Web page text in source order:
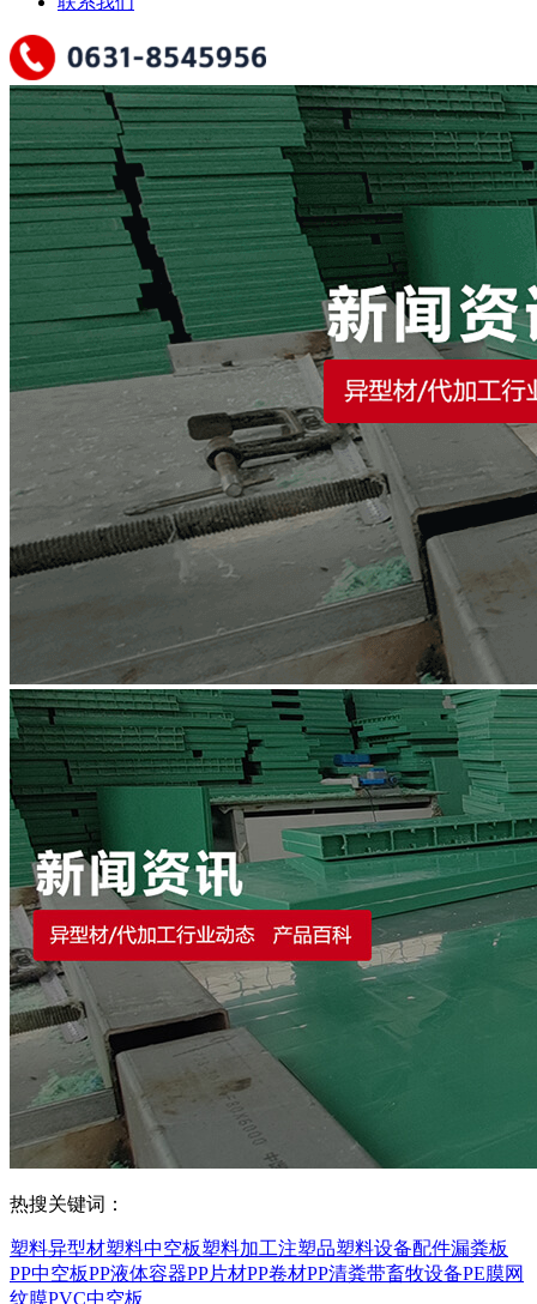
热搜关键词：
塑料异型材塑料中空板塑料加工注塑品塑料设备配件漏粪板
PP中空板PP液体容器PP片材PP卷材PP清粪带畜牧设备PE膜网
纹膜PVC中空板